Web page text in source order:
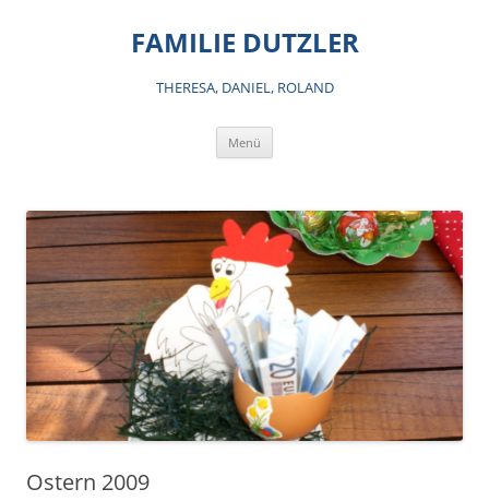
FAMILIE DUTZLER
THERESA, DANIEL, ROLAND
Menü
Ostern 2009